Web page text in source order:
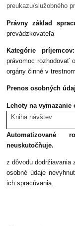
preukazu/služobného
Právny základ
prevádzkovateľa
Kategórie
právomoc rozhodovať
orgány činné v
Prenos osobných
Lehoty na vymazanie
Kniha návštev
Automatizované
neuskutočňuje.
z dôvodu
osobné údaje
ich spracúvania.